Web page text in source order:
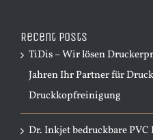
Recent Posts
TiDis – Wir lösen
Jahren Ihr Partner für
Druckkopfreinigung
Dr. Inkjet bedruckbare PVC